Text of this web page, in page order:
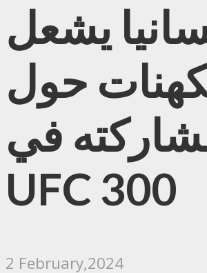
يشعل
حول
في
UFC 300
2 February,2024